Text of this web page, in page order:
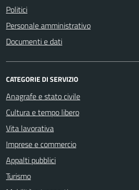
Politici
Personale amministrativo
Documenti e dati
CATEGORIE DI SERVIZIO
Anagrafe e stato civile
Cultura e tempo libero
Vita lavorativa
Imprese e commercio
Appalti pubblici
Turismo